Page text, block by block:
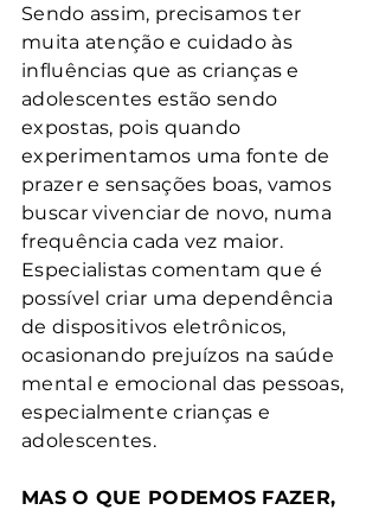
Sendo assim, precisamos ter
muita atenção e cuidado às
influências que as crianças e
adolescentes estão sendo
expostas, pois quando
experimentamos uma fonte de
prazer e sensações boas, vamos
buscar vivenciar de novo, numa
frequência cada vez maior.
Especialistas comentam que é
possível criar uma dependência
de dispositivos eletrônicos,
ocasionando prejuízos na saúde
mental e emocional das pessoas,
especialmente crianças e
adolescentes.
MAS O QUE PODEMOS FAZER,